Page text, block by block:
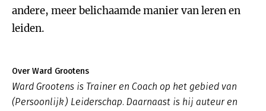
andere, meer belichaamde manier van leren en
leiden.
Over Ward Grootens
Ward Grootens is Trainer en Coach op het gebied van
(Persoonlijk) Leiderschap. Daarnaast is hij auteur en